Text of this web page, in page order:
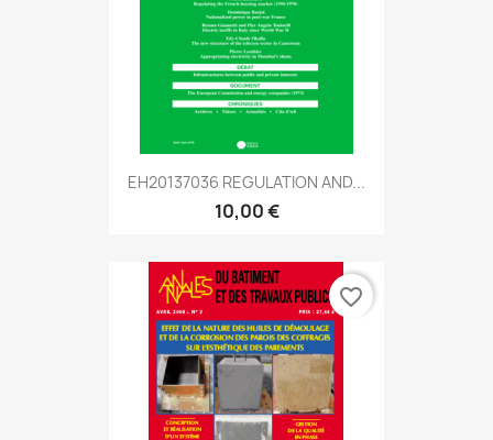
EH20137036 REGULATION AND...
10,00 €
favorite_border